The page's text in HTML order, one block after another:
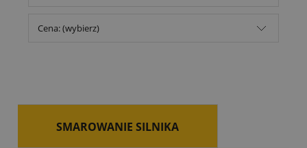
Cena: (wybierz)
SMAROWANIE SILNIKA